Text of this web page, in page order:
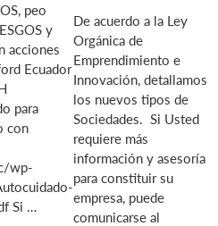
peo
y
acciones
Ecuador
para
con
wp-
Si …
De acuerdo a la Ley
Orgánica de
Emprendimiento e
Innovación, detallamos
los nuevos tipos de
Sociedades. Si Usted
requiere más
información y asesoría
para constituir su
empresa, puede
comunicarse al